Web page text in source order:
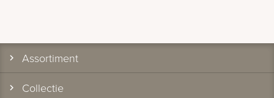
Assortiment
Collectie